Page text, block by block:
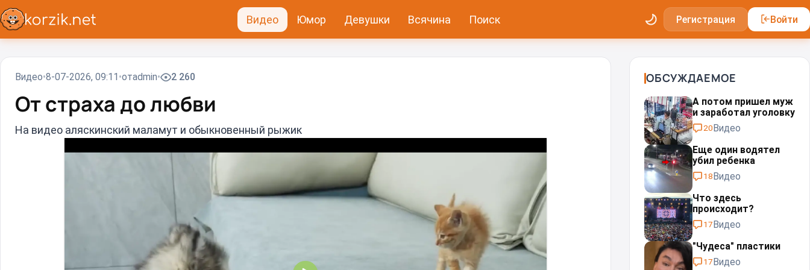
Видео Юмор Девушки Всячина Поиск Регистрация Войти
Видео 8-07-2026, 09:11 отadmin 2 260
От страха до любви
На видео аляскинский маламут и обыкновенный рыжик
ОБСУЖДАЕМОЕ
А потом пришел муж
и заработал уголовку
20Видео
Еще один водятел
убил ребенка
18Видео
Что здесь
происходит?
17Видео
"Чудеса" пластики⁠⁠
17Видео